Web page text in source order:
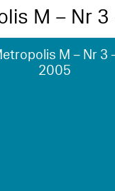
M – Nr
M – Nr 3
2005